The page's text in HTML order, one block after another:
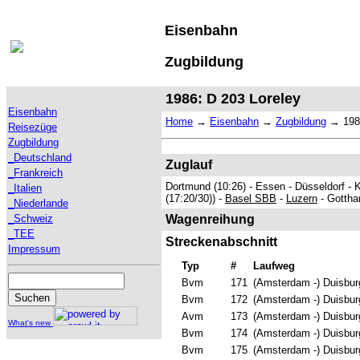
Eisenbahn
Zugbildung
Eisenbahn
Reisezüge
Zugbildung
_Deutschland
_Frankreich
_Italien
_Niederlande
_Schweiz
_TEE
Impressum
What's new
1986: D 203 Loreley
Home → Eisenbahn → Zugbildung →
Zuglauf
Dortmund (10:26) - Essen - Düsseldorf -
(17:20/30)) - Basel SBB - Luzern -
Wagenreihung
Streckenabschnitt
Typ #
Laufweg
Bvm
171 (Amsterdam -)
Bvm
172 (Amsterdam -)
Avm
173 (Amsterdam -)
Bvm
174 (Amsterdam -)
Bvm
175 (Amsterdam -)